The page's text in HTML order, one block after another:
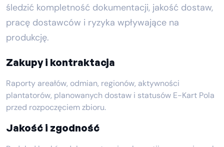
śledzić kompletność dokumentacji, jakość dostaw,
pracę dostawców i ryzyka wpływające na
produkcję.
Zakupy i kontraktacja
Raporty areałów, odmian, regionów, aktywności
plantatorów, planowanych dostaw i statusów E-Kart Pola
przed rozpoczęciem zbioru.
Jakość i zgodność